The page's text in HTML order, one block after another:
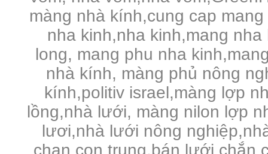
màng nhà kính,cung cap
nha kinh,nha kinh,mang
long, mang phu nha
nhà kính, màng phủ nông
kính,politiv israel,màng lợp
lồng,nhà lưới, màng nilon lợp
lươi,nhà lưới nông
chan con trung,bán lưới chắn